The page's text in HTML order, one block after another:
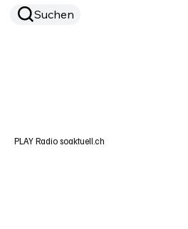
Suchen
PLAY Radio soaktuell.ch